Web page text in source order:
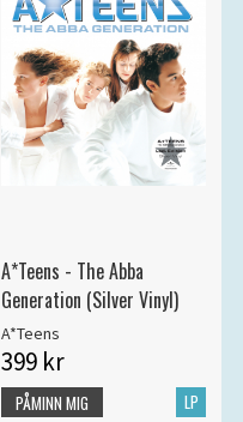
A*Teens - The Abba
Generation (Silver Vinyl)
A*Teens
399 kr
LP
PÅMINN MIG